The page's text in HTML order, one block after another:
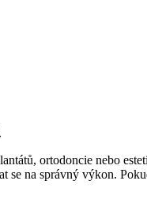
ortodoncie nebo
na správný výkon.